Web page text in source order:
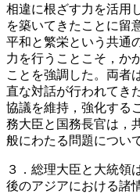
相違に根ざす力を活用
を築いてきたことに留
平和と繁栄という共通
力を行うことこそ，か
ことを強調した。両者
直な対話が行われてき
協議を維持，強化する
務大臣と国務長官は，
般にわたる問題につい
３．総理大臣と大統領
後のアジアにおける諸